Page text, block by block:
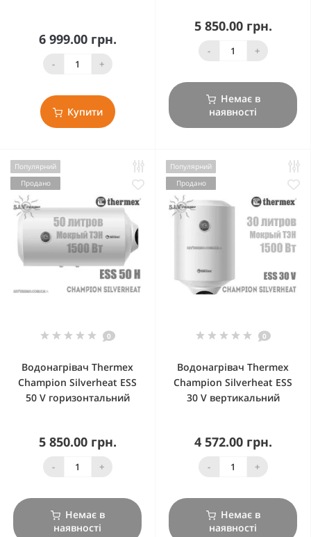
6 999.00 грн.
- +
Купити
5 850.00 грн.
- +
Немає в
наявності
Популярний
Продано
0
Водонагрівач Thermex
Champion Silverheat ESS
50 V горизонтальний
5 850.00 грн.
- +
Немає в
наявності
Популярний
Продано
0
Водонагрівач Thermex
Champion Silverheat ESS
30 V вертикальний
4 572.00 грн.
- +
Немає в
наявності